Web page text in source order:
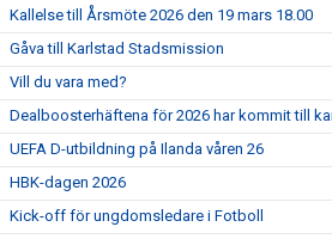
Kallelse till Årsmöte 2026 den 19 mars 18.00
Gåva till Karlstad Stadsmission
Vill du vara med?
Dealboosterhäftena för 2026 har kommit till
UEFA D-utbildning på Ilanda våren 26
HBK-dagen 2026
Kick-off för ungdomsledare i Fotboll